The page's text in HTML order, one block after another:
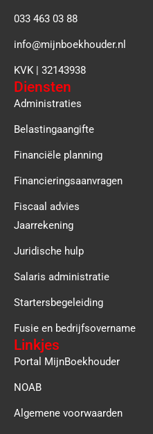
033 463 03 88
info@mijnboekhouder.nl
KVK | 32143938
Diensten
Administraties
Belastingaangifte
Financiële planning
Financieringsaanvragen
Fiscaal advies
Jaarrekening
Juridische hulp
Salaris administratie
Startersbegeleiding
Fusie en bedrijfsovername
Linkjes
Portal MijnBoekhouder
NOAB
Algemene voorwaarden